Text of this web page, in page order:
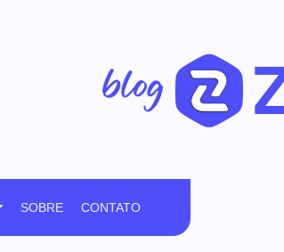
SOBRE CONTATO